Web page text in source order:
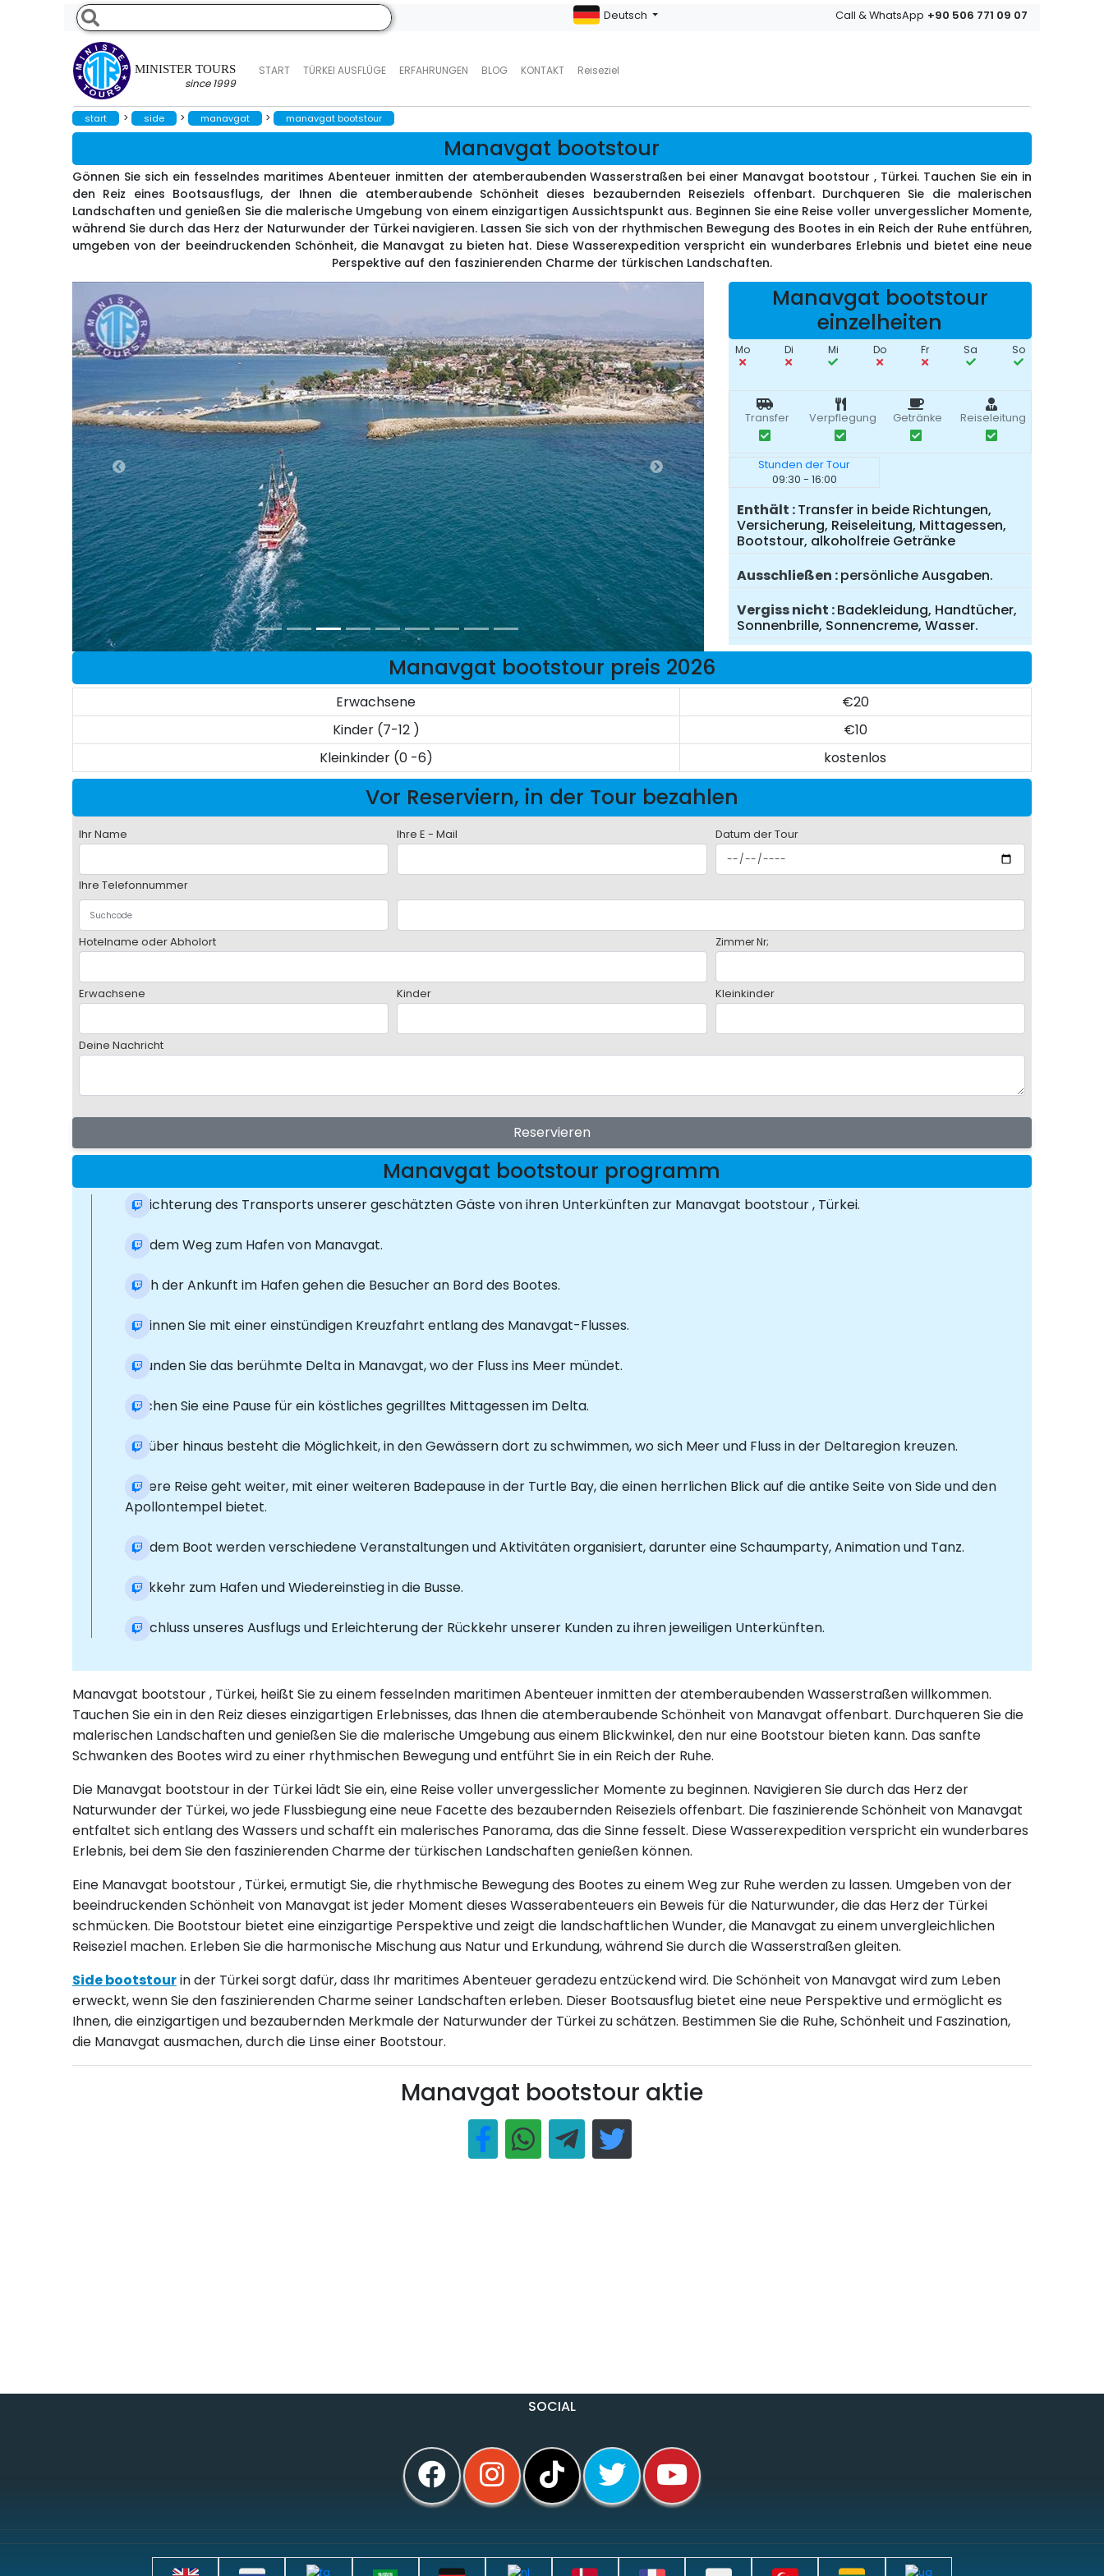
MINISTER TOURS
since 1999
START TÜRKEI AUSFLÜGE ERFAHRUNGEN BLOG KONTAKT Reiseziel
Deutsch Call & WhatsApp +90 506 771 09 07
start > side > manavgat > manavgat bootstour
Manavgat bootstour
Gönnen Sie sich ein fesselndes maritimes Abenteuer inmitten der atemberaubenden Wasserstraßen bei einer Manavgat bootstour , Türkei. Tauchen Sie ein in
den Reiz eines Bootsausflugs, der Ihnen die atemberaubende Schönheit dieses bezaubernden Reiseziels offenbart. Durchqueren Sie die malerischen
Landschaften und genießen Sie die malerische Umgebung von einem einzigartigen Aussichtspunkt aus. Beginnen Sie eine Reise voller unvergesslicher Momente,
während Sie durch das Herz der Naturwunder der Türkei navigieren. Lassen Sie sich von der rhythmischen Bewegung des Bootes in ein Reich der Ruhe entführen,
umgeben von der beeindruckenden Schönheit, die Manavgat zu bieten hat. Diese Wasserexpedition verspricht ein wunderbares Erlebnis und bietet eine neue
Perspektive auf den faszinierenden Charme der türkischen Landschaften.
Manavgat bootstour
einzelheiten
Mo Di Mi Do Fr Sa So
Transfer Verpflegung Getränke Reiseleitung
Stunden der Tour
09:30 - 16:00
Enthält Transfer in beide Richtungen,
Versicherung, Reiseleitung, Mittagessen,
Bootstour, alkoholfreie Getränke
Ausschließen persönliche Ausgaben.
Vergiss nicht Badekleidung, Handtücher,
Sonnenbrille, Sonnencreme, Wasser.
Manavgat bootstour preis 2026
Erwachsene
€20
Kinder (7-12 )
€10
Kleinkinder (0 -6)
kostenlos
Vor Reserviern, in der Tour bezahlen
Ihr Name Ihre E - Mail Datum der Tour
Ihre Telefonnummer
Hotelname oder Abholort Zimmer Nr;
Erwachsene Kinder Kleinkinder
Deine Nachricht
Reservieren
Manavgat bootstour programm
Erleichterung des Transports unserer geschätzten Gäste von ihren Unterkünften zur Manavgat bootstour , Türkei.
Auf dem Weg zum Hafen von Manavgat.
Nach der Ankunft im Hafen gehen die Besucher an Bord des Bootes.
Beginnen Sie mit einer einstündigen Kreuzfahrt entlang des Manavgat-Flusses.
Erkunden Sie das berühmte Delta in Manavgat, wo der Fluss ins Meer mündet.
Machen Sie eine Pause für ein köstliches gegrilltes Mittagessen im Delta.
Darüber hinaus besteht die Möglichkeit, in den Gewässern dort zu schwimmen, wo sich Meer und Fluss in der Deltaregion kreuzen.
Unsere Reise geht weiter, mit einer weiteren Badepause in der Turtle Bay, die einen herrlichen Blick auf die antike Seite von Side und den
Apollontempel bietet.
Auf dem Boot werden verschiedene Veranstaltungen und Aktivitäten organisiert, darunter eine Schaumparty, Animation und Tanz.
Rückkehr zum Hafen und Wiedereinstieg in die Busse.
Abschluss unseres Ausflugs und Erleichterung der Rückkehr unserer Kunden zu ihren jeweiligen Unterkünften.
Manavgat bootstour , Türkei, heißt Sie zu einem fesselnden maritimen Abenteuer inmitten der atemberaubenden Wasserstraßen willkommen.
Tauchen Sie ein in den Reiz dieses einzigartigen Erlebnisses, das Ihnen die atemberaubende Schönheit von Manavgat offenbart. Durchqueren Sie die
malerischen Landschaften und genießen Sie die malerische Umgebung aus einem Blickwinkel, den nur eine Bootstour bieten kann. Das sanfte
Schwanken des Bootes wird zu einer rhythmischen Bewegung und entführt Sie in ein Reich der Ruhe.
Die Manavgat bootstour in der Türkei lädt Sie ein, eine Reise voller unvergesslicher Momente zu beginnen. Navigieren Sie durch das Herz der
Naturwunder der Türkei, wo jede Flussbiegung eine neue Facette des bezaubernden Reiseziels offenbart. Die faszinierende Schönheit von Manavgat
entfaltet sich entlang des Wassers und schafft ein malerisches Panorama, das die Sinne fesselt. Diese Wasserexpedition verspricht ein wunderbares
Erlebnis, bei dem Sie den faszinierenden Charme der türkischen Landschaften genießen können.
Eine Manavgat bootstour , Türkei, ermutigt Sie, die rhythmische Bewegung des Bootes zu einem Weg zur Ruhe werden zu lassen. Umgeben von der
beeindruckenden Schönheit von Manavgat ist jeder Moment dieses Wasserabenteuers ein Beweis für die Naturwunder, die das Herz der Türkei
schmücken. Die Bootstour bietet eine einzigartige Perspektive und zeigt die landschaftlichen Wunder, die Manavgat zu einem unvergleichlichen
Reiseziel machen. Erleben Sie die harmonische Mischung aus Natur und Erkundung, während Sie durch die Wasserstraßen gleiten.
Side bootstourin der Türkei sorgt dafür, dass Ihr maritimes Abenteuer geradezu entzückend wird. Die Schönheit von Manavgat wird zum Leben
erweckt, wenn Sie den faszinierenden Charme seiner Landschaften erleben. Dieser Bootsausflug bietet eine neue Perspektive und ermöglicht es
Ihnen, die einzigartigen und bezaubernden Merkmale der Naturwunder der Türkei zu schätzen. Bestimmen Sie die Ruhe, Schönheit und Faszination,
die Manavgat ausmachen, durch die Linse einer Bootstour.
Manavgat bootstour aktie
SOCIAL